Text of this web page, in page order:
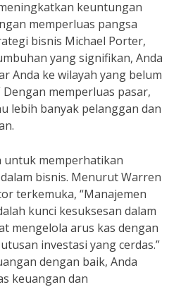
keuntungan
memperluas pangsa
bisnis Michael Porter,
yang signifikan, Anda
Anda ke wilayah yang belum
memperluas pasar,
lebih banyak pelanggan dan
untuk memperhatikan
bisnis. Menurut Warren
terkemuka, “Manajemen
kunci kesuksesan dalam
mengelola arus kas dengan
investasi yang cerdas.”
dengan baik, Anda
keuangan dan